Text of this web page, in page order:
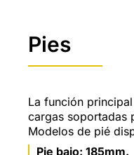
Pies
La función
cargas soportadas
Modelos de pié
Pie bajo: 185mm.